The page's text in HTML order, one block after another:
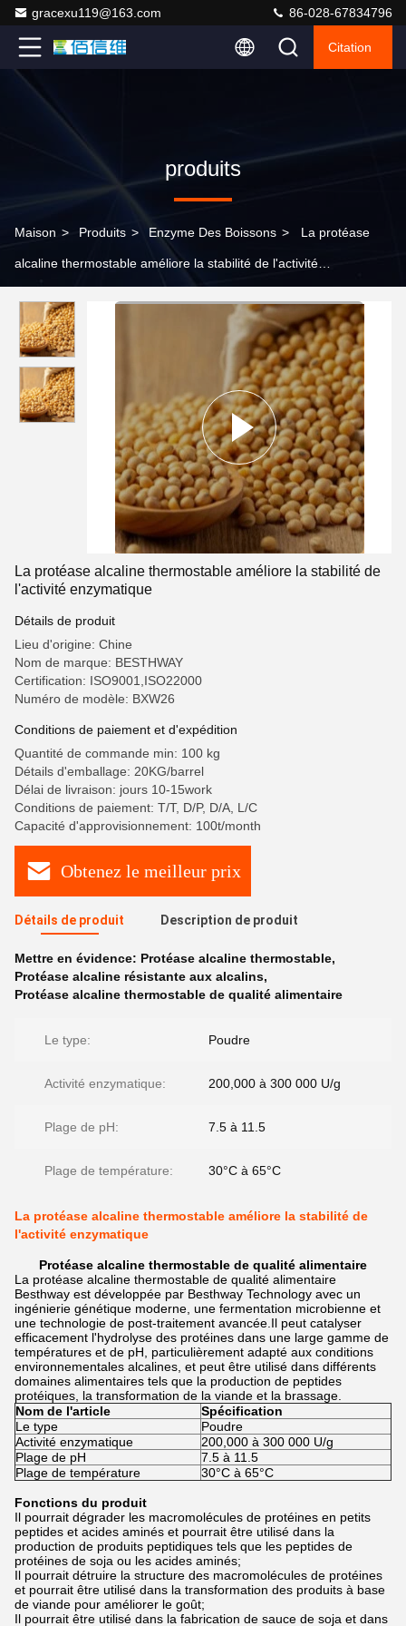
gracexu119@163.com 86-028-67834796
Citation
produits
Maison > Produits > Enzyme Des Boissons > La protéase
alcaline thermostable améliore la stabilité de l'activité
La protéase alcaline thermostable améliore la stabilité de
l'activité enzymatique
Détails de produit
Lieu d'origine: Chine
Nom de marque: BESTHWAY
Certification: ISO9001,ISO22000
Numéro de modèle: BXW26
Conditions de paiement et d'expédition
Quantité de commande min: 100 kg
Détails d'emballage: 20KG/barrel
Délai de livraison: jours 10-15work
Conditions de paiement: T/T, D/P, D/A, L/C
Capacité d'approvisionnement: 100t/month
Obtenez le meilleur prix
Détails de produit Description de produit
Mettre en évidence: Protéase alcaline thermostable,
Protéase alcaline résistante aux alcalins,
Protéase alcaline thermostable de qualité alimentaire
Le type: Poudre
Activité enzymatique: 200,000 à 300 000 U/g
Plage de pH: 7.5 à 11.5
Plage de température: 30°C à 65°C
La protéase alcaline thermostable améliore la stabilité de
l'activité enzymatique
Protéase alcaline thermostable de qualité alimentaire
La protéase alcaline thermostable de qualité alimentaire
Besthway est développée par Besthway Technology avec un
ingénierie génétique moderne, une fermentation microbienne et
une technologie de post-traitement avancée.Il peut catalyser
efficacement l'hydrolyse des protéines dans une large gamme de
températures et de pH, particulièrement adapté aux conditions
environnementales alcalines, et peut être utilisé dans différents
domaines alimentaires tels que la production de peptides
protéiques, la transformation de la viande et la brassage.
Nom de l'article
Spécification
Le type
Poudre
Activité enzymatique
200,000 à 300 000 U/g
Plage de pH
7.5 à 11.5
Plage de température
30°C à 65°C
Fonctions du produit
Il pourrait dégrader les macromolécules de protéines en petits
peptides et acides aminés et pourrait être utilisé dans la
production de produits peptidiques tels que les peptides de
protéines de soja ou les acides aminés;
Il pourrait détruire la structure des macromolécules de protéines
et pourrait être utilisé dans la transformation des produits à base
de viande pour améliorer le goût;
Il pourrait être utilisé dans la fabrication de sauce de soja et dans